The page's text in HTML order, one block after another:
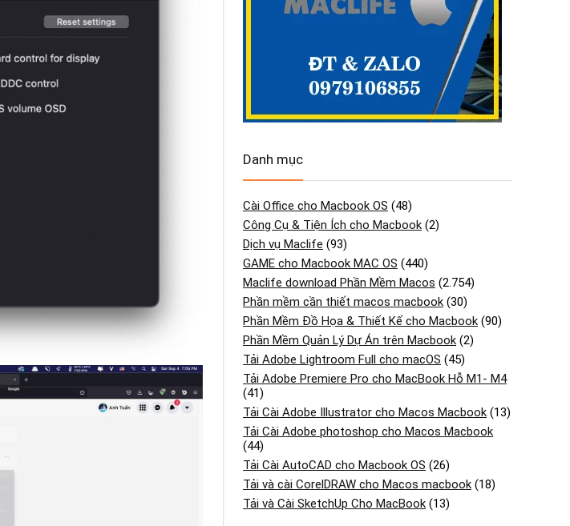
Danh mục
Cài Office cho Macbook OS (48)
Công Cụ & Tiện Ích cho Macbook (2)
Dịch vụ Maclife (93)
GAME cho Macbook MAC OS (440)
Maclife download Phần Mềm Macos (2.754)
Phần mềm cần thiết macos macbook (30)
Phần Mềm Đồ Họa & Thiết Kế cho Macbook (90)
Phần Mềm Quản Lý Dự Án trên Macbook (2)
Tải Adobe Lightroom Full cho macOS (45)
Tải Adobe Premiere Pro cho MacBook Hỗ M1- M4
(41)
Tải Cài Adobe Illustrator cho Macos Macbook (13)
Tải Cài Adobe photoshop cho Macos Macbook
(44)
Tải Cài AutoCAD cho Macbook OS (26)
Tải và cài CorelDRAW cho Macos macbook (18)
Tải và Cài SketchUp Cho MacBook (13)